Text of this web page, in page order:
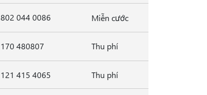
802 044 0086 Miễn cước
170 480807 Thu phí
121 415 4065 Thu phí